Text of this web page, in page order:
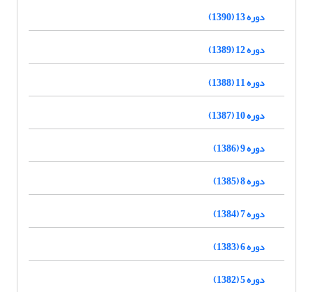
دوره 13 (1390)
دوره 12 (1389)
دوره 11 (1388)
دوره 10 (1387)
دوره 9 (1386)
دوره 8 (1385)
دوره 7 (1384)
دوره 6 (1383)
دوره 5 (1382)